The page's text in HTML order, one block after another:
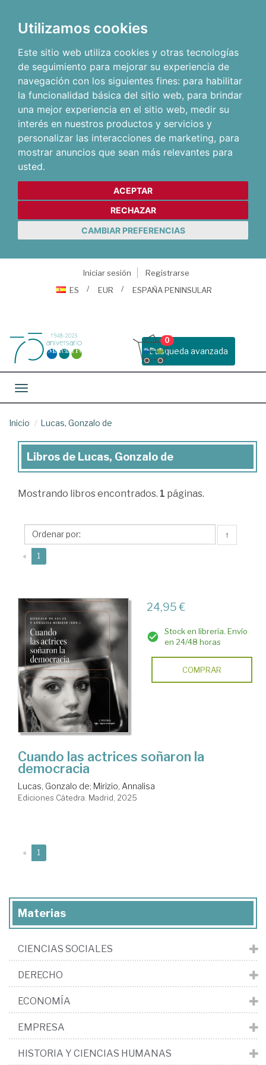
Utilizamos cookies
Este sitio web utiliza cookies y otras tecnologías
de seguimiento para mejorar su experiencia de
navegación con los siguientes fines: para habilitar
la funcionalidad básica del sitio web, para brindar
una mejor experiencia en el sitio web, medir su
interés en nuestros productos y servicios y
personalizar las interacciones de marketing, para
mostrar anuncios que sean más relevantes para
usted.
ACEPTAR
RECHAZAR
CAMBIAR PREFERENCIAS
Iniciar sesión
Registrarse
ES
EUR ESPAÑA PENINSULAR
Busqueda avanzada
0
Toggle navigation
Inicio Lucas, Gonzalo de
Libros
Lucas,
de
Libros de Lucas, Gonzalo de
Mostrando libros encontrados. 1 páginas.
↑
« 1
24,95 €
Stock en librería. Envío
en 24/48 horas
COMPRAR
Cuando las actrices soñaron la
democracia
Lucas, Gonzalo de; Mirizio, Annalisa
Ediciones Cátedra. Madrid, 2025
« 1
Materias
CIENCIAS SOCIALES
DERECHO
ECONOMÍA
EMPRESA
HISTORIA Y CIENCIAS HUMANAS